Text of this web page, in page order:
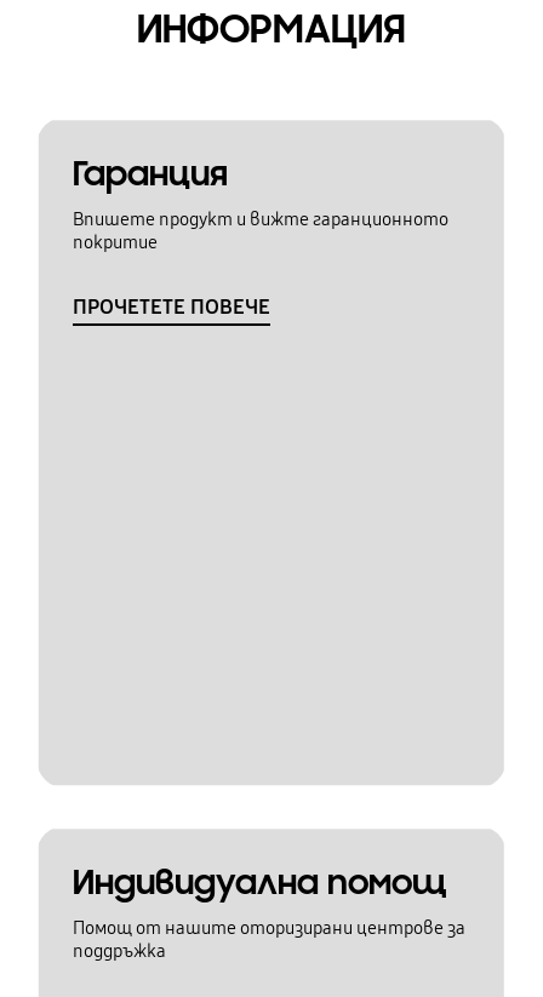
ИНФОРМАЦИЯ
Гаранция
Впишете продукт и вижте гаранционното
покритие
ПРОЧЕТЕТЕ ПОВЕЧЕ
Индивидуална помощ
Помощ от нашите оторизирани центрове за
поддръжка